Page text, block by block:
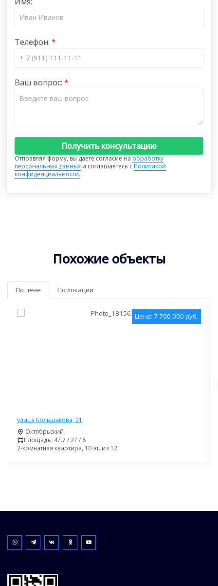
Телефон:
Ваш вопрос:
Получить консультацию
Отправляя форму, вы даете согласие на обработку
персональных данных и соглашаетесь сПолитикой
конфиденциальности.
Похожие объекты
По цене По локации
Цена: 7 700 000 руб.
улица Большакова, 21
Октябрьский
Площадь: 47.7 / 27 / 8
2-комнатная квартира, 10 эт. из 12,